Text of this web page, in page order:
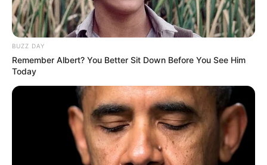
BUZZ DAY
Remember Albert? You Better Sit Down Before You See Him
Today